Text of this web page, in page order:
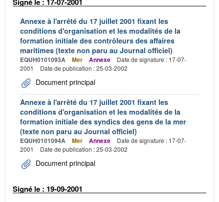
Annexe à l'arrêté du 17 juillet 2001 fixant les
conditions d'organisation et les modalités de la
formation initiale des contrôleurs des affaires
maritimes (texte non paru au Journal officiel)
EQUH0101093A Mer Annexe
Date de signature : 17-07-
2001
Date de publication : 25-03-2002
Document principal
Annexe à l'arrêté du 17 juillet 2001 fixant les
conditions d'organisation et les modalités de la
formation initiale des syndics des gens de la mer
(texte non paru au Journal officiel)
EQUH0101094A Mer Annexe
Date de signature : 17-07-
2001
Date de publication : 25-03-2002
Document principal
Signé le : 19-09-2001